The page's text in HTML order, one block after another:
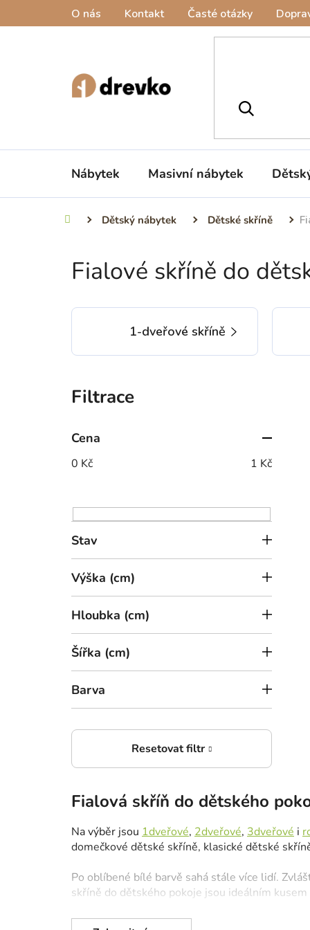
O nás Kontakt Časté otázky
Nábytek Masivní nábytek
Domů Dětský nábytek Dětské skříně
Fialové skříně do
1-dveřové skříně
P
o
t
r
n
í
p
a
n
e
l
Cena
0 Kč 1 Kč
Stav
Výška (cm)
Hloubka (cm)
Šířka (cm)
Barva
Fialová skříň do dětského
Na výběr jsou 1dveřové, 2dveřové, 3dveřové i
domečkové dětské skříně, klasické dětské
Po oblíbené bílé barvě sahá stále více lidí.
skříně do dětského pokoje jsou ideálním kusem